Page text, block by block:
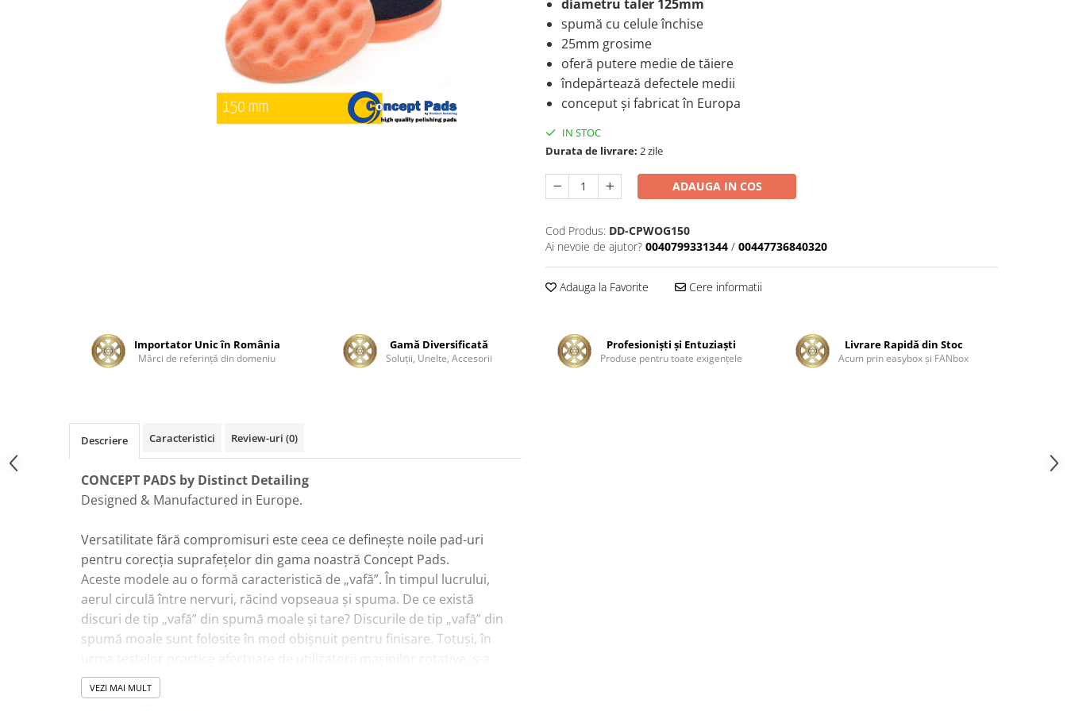
Plastice
Recondiţionare Piele
Mănuşi Spălare
Prosoape Uscare
Lavete Microfibră
Accesorii Detailing Auto
diametru taler 125mm
spumă cu celule închise
25mm grosime
oferă putere medie de tăiere
îndepărtează defectele medii
conceput şi fabricat în Europa
IN STOC
Durata de livrare: 2 zile
ADAUGA IN COS
Cod Produs: DD-CPWOG150
Ai nevoie de ajutor? 0040799331344 / 00447736840320
Adauga la Favorite Cere informatii
Importator Unic în România
Mărci de referinţă din domeniu
Gamă Diversificată
Soluţii, Unelte, Accesorii
Profesionişti şi Entuziaşti
Produse pentru toate exigenţele
Livrare Rapidă din Stoc
Acum prin easybox şi FANbox
Descriere Caracteristici Review-uri (0)
CONCEPT PADS by Distinct Detailing
Designed & Manufactured in Europe.
Versatilitate fără compromisuri este ceea ce definește noile pad-uri
pentru corecția suprafețelor din gama noastră Concept Pads.
Aceste modele au o formă caracteristică de „vafă”. În timpul lucrului,
aerul circulă între nervuri, răcind vopseaua și spuma. De ce există
discuri de tip „vafă” din spumă moale și tare? Discurile de tip „vafă” din
spumă moale sunt folosite în mod obișnuit pentru finisare. Totuși, în
constatat că și discurile de tip „vafă” mai dure sunt potrivite pentru
lustruire și tăiere.
VEZI MAI MULT